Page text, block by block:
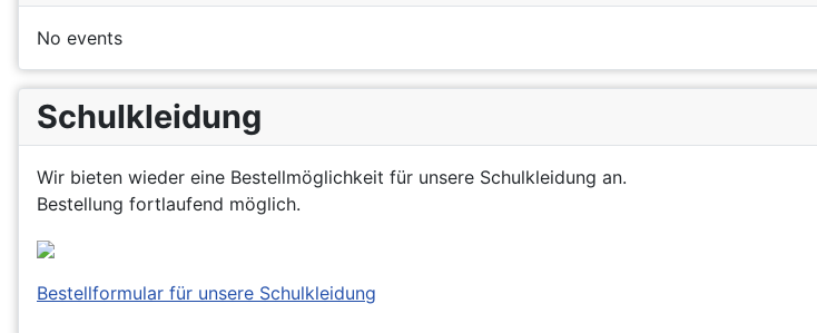
No events
Schulkleidung
Wir bieten wieder eine Bestellmöglichkeit für unsere Schulkleidung an.
Bestellung fortlaufend möglich.
Bestellformular für unsere Schulkleidung